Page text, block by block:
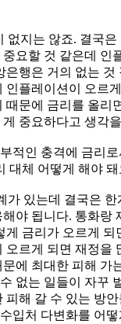
없지는 않죠. 결국은
요할 것 같은데 인
은행은 거의 없는 것
인플레이션이 오르
때문에 금리를 올리
중요하다고 생각
적인 충격에 금리
대체 어떻게 해야 돼
가 있는데 결국은 한
야 됩니다. 통화랑
게 금리가 오르게 되
오르게 되면 재정을
에 최대한 피해 가
없는 일들이 자꾸
피해 갈 수 있는 방
입처 다변화를 어